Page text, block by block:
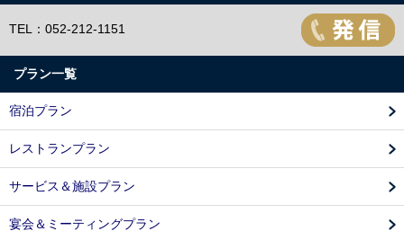
TEL：052-212-1151
プラン一覧
宿泊プラン
レストランプラン
サービス＆施設プラン
宴会＆ミーティングプラン